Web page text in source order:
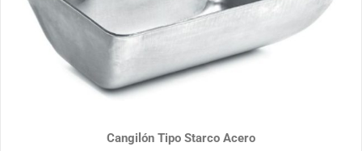
Cangilón Tipo Starco Acero